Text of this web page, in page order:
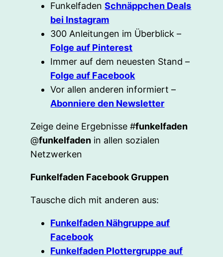
FunkelfadenSchnäppchen Deals
bei Instagram
300 Anleitungen im Überblick –
Folge auf Pinterest
Immer auf dem neuesten Stand –
Folge auf Facebook
Vor allen anderen informiert –
Abonniere den Newsletter
Zeige deine Ergebnisse #funkelfaden
@funkelfaden in allen sozialen
Netzwerken
Funkelfaden Facebook Gruppen
Tausche dich mit anderen aus:
Funkelfaden Nähgruppe auf
Facebook
Funkelfaden Plottergruppe auf